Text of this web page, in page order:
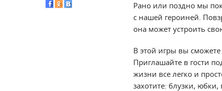
Рано или поздно мы
с нашей героиней.
она может устроить
В этой игры вы сможете
Приглашайте в гости
жизни все легко и
захотите: блузки,